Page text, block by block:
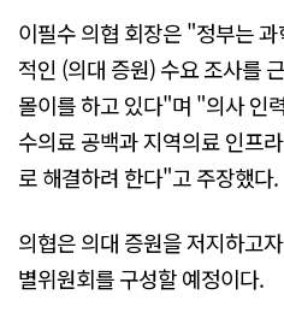
이필수 의협 회장은 "정부는
적인 (의대 증원) 수요 조사를
몰이를 하고 있다"며 "의사 인
수의료 공백과 지역의료 인프
로 해결하려 한다"고 주장했다.
의협은 의대 증원을 저지하고
별위원회를 구성할 예정이다.